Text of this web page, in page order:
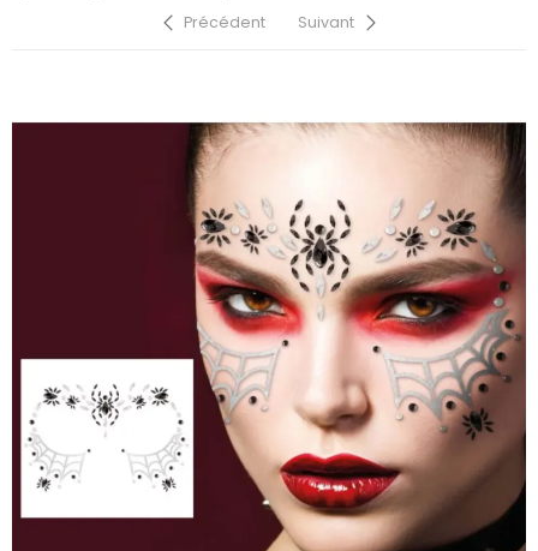
Précédent
Suivant